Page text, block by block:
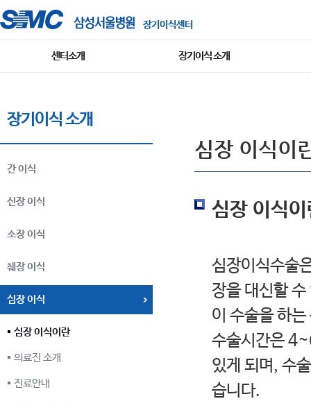
장기이식센터
센터소개 장기이식 소개
장기이식 소개
간 이식
신장 이식
소장 이식
췌장 이식
심장 이식
심장 이식이란
의료진 소개
진료안내
심장 이식이
심장 이식
심장이식수술
장을 대신할
이 수술을 하
수술시간은
있게 되며, 수
습니다.